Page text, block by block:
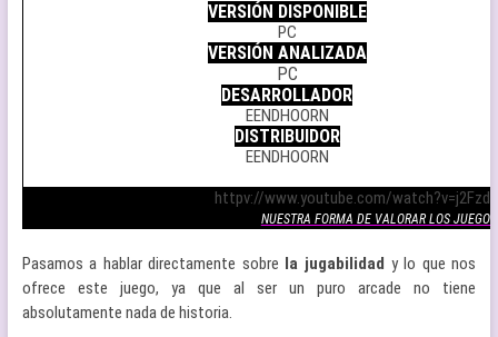
VERSIÓN DISPONIBLE
PC
VERSIÓN ANALIZADA
PC
DESARROLLADOR
EENDHOORN
DISTRIBUIDOR
EENDHOORN
httpv://www.youtube.com/
NUESTRA FORMA DE VALORAR LOS JUEGOS
Pasamos a hablar directamente sobre la jugabilidad y lo que nos
ofrece este juego, ya que al ser un puro arcade no tiene
absolutamente nada de historia.